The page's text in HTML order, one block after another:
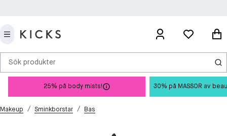
Sök produkter
25% på body mists! 30% på MASSOR av
Makeup / Sminkborstar / Bas